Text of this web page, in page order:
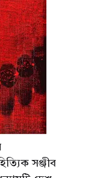
সঞ্জীব